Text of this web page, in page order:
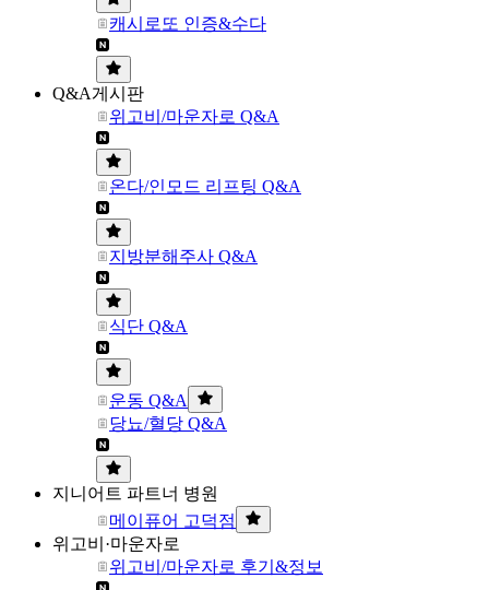
캐시로또 인증&수다
Q&A게시판
위고비/마운자로 Q&A
온다/인모드 리프팅 Q&A
지방분해주사 Q&A
식단 Q&A
운동 Q&A
당뇨/혈당 Q&A
지니어트 파트너 병원
메이퓨어 고덕점
위고비·마운자로
위고비/마운자로 후기&정보